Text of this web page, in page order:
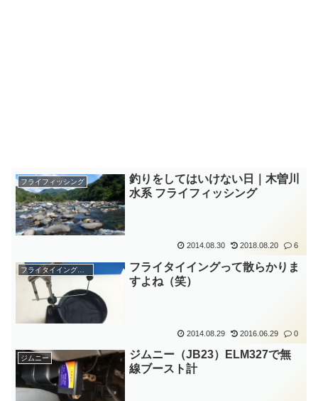
フライフィッシング
釣りをしてはいけない日｜木曽川
水系 フライフィッシング
2014.08.30 2018.08.20 6
フライタイイング勉強中
フライタイイングって散らかりま
すよね（笑）
2014.08.29 2016.06.29 0
ジムニー
ジムニー（JB23）ELM327で無
線ブースト計